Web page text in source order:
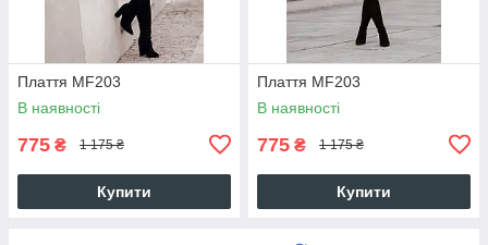
Плаття MF203
В наявності
775 ₴ 1 175 ₴
Купити
Плаття MF203
В наявності
775 ₴ 1 175 ₴
Купити